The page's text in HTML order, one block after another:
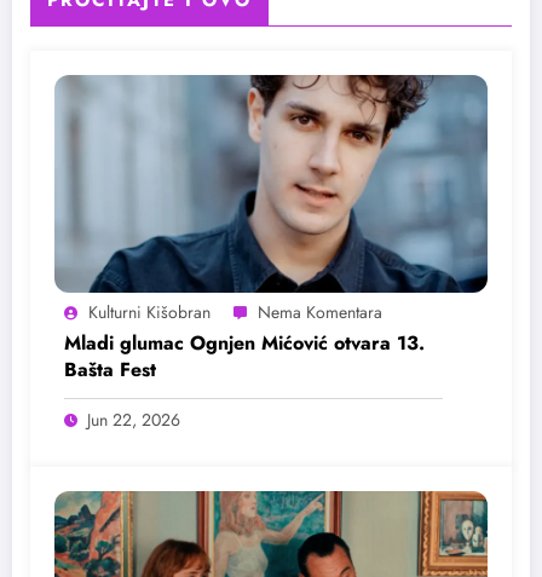
Kulturni Kišobran
Mladi glumac Ognjen Mićović otvara 13.
Bašta Fest
Jun 22, 2026